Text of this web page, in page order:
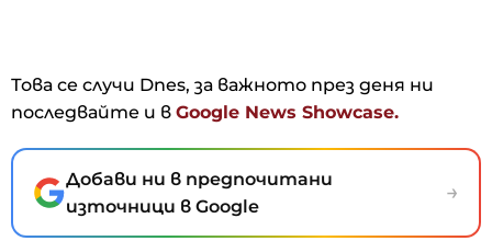
Това се случи Dnes, за важното през деня ни
последвайте и в Google News Showcase.
Добави ни в предпочитани
източници в Google
→